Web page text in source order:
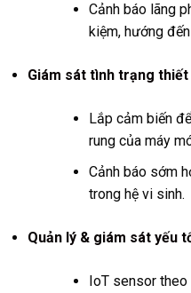
Cảnh báo lãng
kiệm, hướng
Giám sát tình trạng thiết
Lắp cảm biến
rung của máy
Cảnh báo sớm
trong hệ vi sinh.
Quản lý & giám sát yếu
IoT sensor theo